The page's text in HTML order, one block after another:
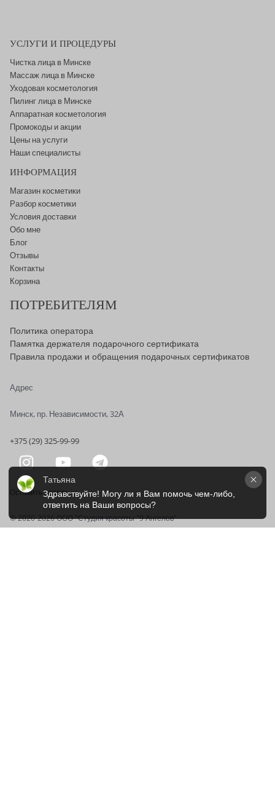
УСЛУГИ И ПРОЦЕДУРЫ
Чистка лица в Минске
Массаж лица в Минске
Уходовая косметология
Пилинг лица в Минске
Аппаратная косметология
Промокоды и акции
Цены на услуги
Наши специалисты
ИНФОРМАЦИЯ
Магазин косметики
Разбор косметики
Условия доставки
Обо мне
Блог
Отзывы
Контакты
Корзина
ПОТРЕБИТЕЛЯМ
Политика оператора
Памятка держателя подарочного сертификата
Правила продажи и обращения подарочных сертификатов
Адрес
Минск, пр. Независимости, 32А
+375 (29) 325-99-99
Оставить заявку
© 2020-2026 OOO "Студия красоты "9 Ангелов"
Татьяна
Здравствуйте! Могу ли я Вам помочь чем-либо,
ответить на Ваши вопросы?